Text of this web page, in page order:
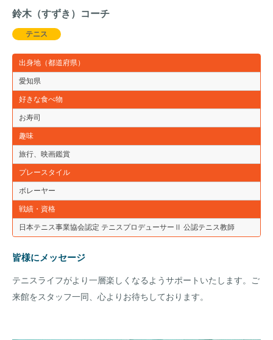
鈴木（すずき）コーチ
テニス
出身地（都道府県）
愛知県
好きな食べ物
お寿司
趣味
旅行、映画鑑賞
プレースタイル
ボレーヤー
戦績・資格
日本テニス事業協会認定 テニスプロデューサーⅡ 公認テニス教師
皆様にメッセージ
テニスライフがより一層楽しくなるようサポートいたします。ご
来館をスタッフ一同、心よりお待ちしております。